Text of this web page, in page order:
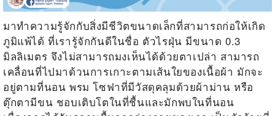
มาทำความรู้จักกับสิ่งมีชีวิตขนาดเล็กที่สามารถก่อให้เกิด
ภูมิแพ้ได้ ที่เรารู้จักกันดีในชื่อ ตัวไรฝุ่น มีขนาด 0.3
มิลลิเมตร จึงไม่สามารถมงเห็นได้ด้วยตาเปล่า สามารถ
เคลื่อนที่ไปมาด้วนการเกาะตามเส้นใยของเนื้อผ้า มักจะ
อยู่ตามที่นอน พรม โซฟาที่มีวัสดุคลุมด้วยผ้าม่าน หรือ
ตุ๊กตามีขน ชอบเติบโตในที่ชื้นและมักพบในที่นอน